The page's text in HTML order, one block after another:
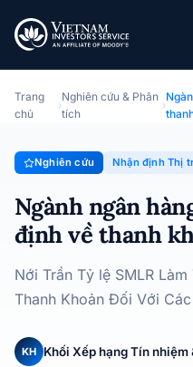
Chuyên đề · Nhận định Thị
Trang
chủ
›
Nghiên cứu & Phân
tích
›
Nghiên cứu Nhận định Thị
Ngành ngân
định về thanh
Nới Trần Tỷ lệ SMLR
Thanh Khoản Đối Với
KH
Khối Xếp hạng Tín nhiệm